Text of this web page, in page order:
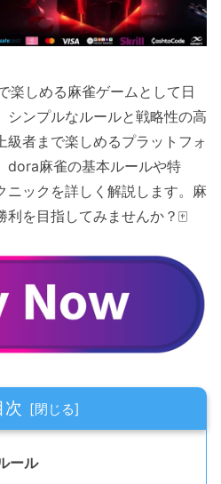
楽しめる麻雀ゲームとして日
シンプルなルールと戦略性の高
級者まで楽しめるプラットフォ
dora麻雀の基本ルールや特
ニックを詳しく解説します。麻
を目指してみませんか？🀄
次
ール